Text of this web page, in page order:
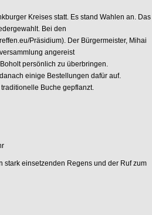
Kreises statt. Es stand Wahlen an. Das
Bei den
Präsidium). Der Bürgermeister, Mihai
angereist
persönlich zu überbringen.
einige Bestellungen dafür auf.
Buche gepflanzt.
stark einsetzenden Regens und der Ruf zum